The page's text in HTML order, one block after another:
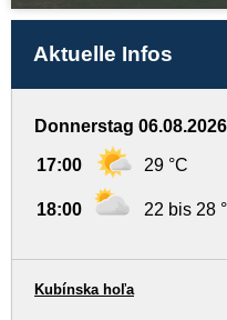
Aktuelle Infos
Donnerstag
17:00 29 °C
18:00 22 bis 28
Kubínska hoľa